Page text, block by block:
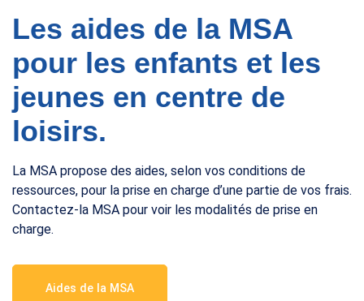
Les aides de la MSA
pour les enfants et les
jeunes en centre de
loisirs.
La MSA propose des aides, selon vos conditions de
ressources, pour la prise en charge d’une partie de vos frais.
Contactez-la MSA pour voir les modalités de prise en
charge.
Aides de la MSA